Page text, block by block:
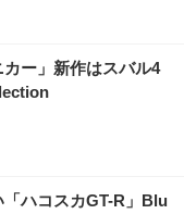
カー」新作はスバル4
「ハコスカGT-R」Blu